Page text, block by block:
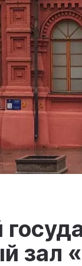
зал